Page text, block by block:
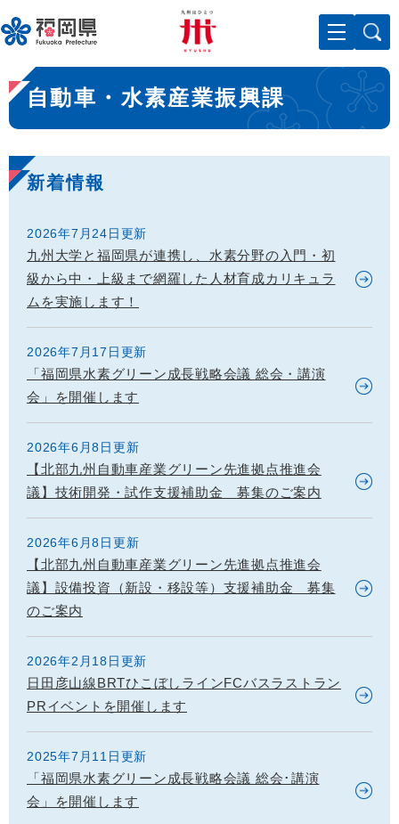
ー
ジ
先
頭
で
。
メニューを飛ばして本文へ
本
文
自動車・水素産業振興課
新着情報
2026年7月24日更新
九州大学と福岡県が連携し、水素分野の入門・初
級から中・上級まで網羅した人材育成カリキュラ
ムを実施します！
2026年7月17日更新
「福岡県水素グリーン成長戦略会議 総会・講演
会」を開催します
2026年6月8日更新
【北部九州自動車産業グリーン先進拠点推進会
議】技術開発・試作支援補助金 募集のご案内
2026年6月8日更新
【北部九州自動車産業グリーン先進拠点推進会
議】設備投資（新設・移設等）支援補助金 募集
のご案内
2026年2月18日更新
日田彦山線BRTひこぼしラインFCバスラストラン
PRイベントを開催します
2025年7月11日更新
「福岡県水素グリーン成長戦略会議 総会･講演
会」を開催します